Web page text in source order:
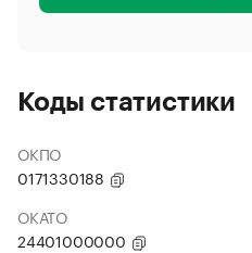
Коды статистики
ОКПО
0171330188
ОКАТО
24401000000